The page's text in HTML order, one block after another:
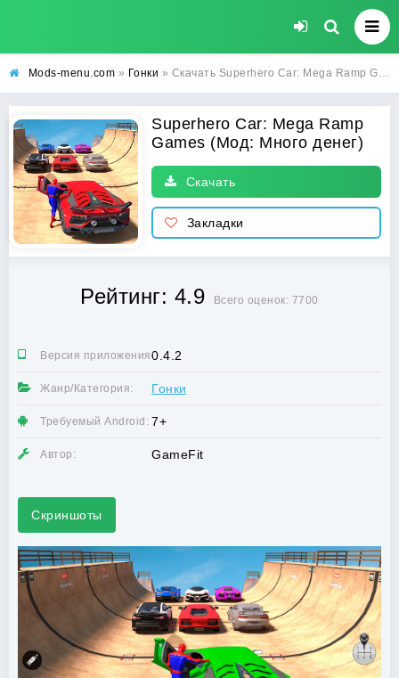
Mods-menu.com » Гонки » Скачать Superhero Car: Mega Ramp Games Взлом (Много денег) на Андроид бесплатно
Superhero Car: Mega Ramp
Games (Мод: Много денег)
Скачать
Закладки
Рейтинг: 4.9 Всего оценок: 7700
Версия приложения:0.4.2
Жанр/Категория: Гонки
Требуемый Android: 7+
Автор: GameFit
Скриншоты